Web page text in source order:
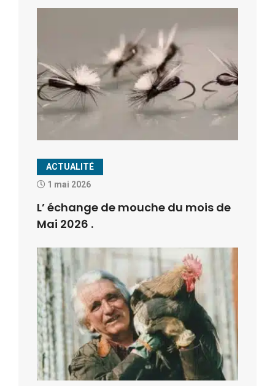
ACTUALITÉ
1 mai 2026
L’ échange de mouche du mois de
Mai 2026 .